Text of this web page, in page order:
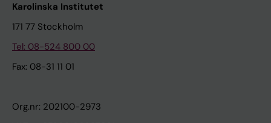
Karolinska Institutet
171 77 Stockholm
Tel: 08-524 800 00
Fax: 08-31 11 01
Org.nr: 202100-2973